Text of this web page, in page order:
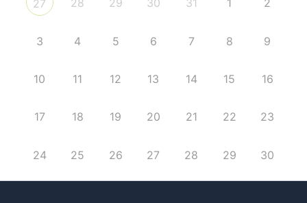
27 28 29 30 31 1 2
3 4 5 6 7 8 9
10 11 12 13 14 15 16
17 18 19 20 21 22 23
24 25 26 27 28 29 30